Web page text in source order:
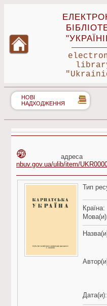
НОВІ
НАДХОДЖЕННЯ
адреса
nbuv.gov.ua/ulib/item/
Тип
Країна:
Дата(и):